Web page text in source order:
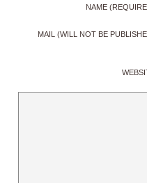
NAME
MAIL (WILL NOT BE